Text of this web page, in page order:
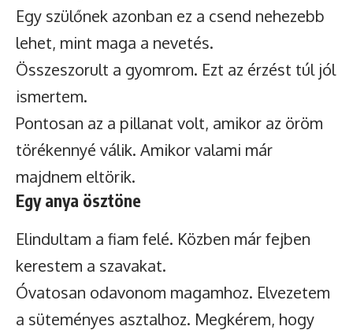
Egy szülőnek azonban ez a csend nehezebb
lehet, mint maga a nevetés.
Összeszorult a gyomrom. Ezt az érzést túl jól
ismertem.
Pontosan az a pillanat volt, amikor az öröm
törékennyé válik. Amikor valami már
majdnem eltörik.
Egy anya ösztöne
Elindultam a fiam felé. Közben már fejben
kerestem a szavakat.
Óvatosan odavonom magamhoz. Elvezetem
a süteményes asztalhoz. Megkérem, hogy